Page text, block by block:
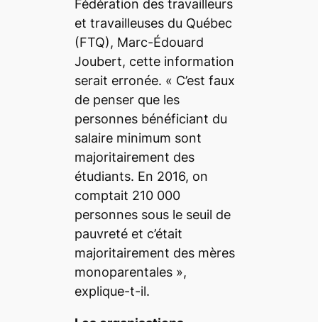
Fédération des travailleurs
et travailleuses du Québec
(FTQ), Marc-Édouard
Joubert, cette information
serait erronée. « C’est faux
de penser que les
personnes bénéficiant du
salaire minimum sont
majoritairement des
étudiants. En 2016, on
comptait 210 000
personnes sous le seuil de
pauvreté et c’était
majoritairement des mères
monoparentales »,
explique-t-il.